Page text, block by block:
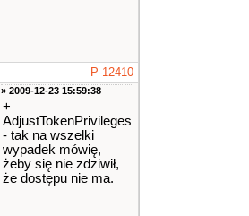
P-12410
» 2009-12-23 15:59:38
+
AdjustTokenPrivileges
- tak na wszelki
wypadek mówię,
żeby się nie zdziwił,
że dostępu nie ma.